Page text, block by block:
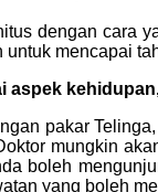
dengan cara
mencapai
pakar
mungkin
boleh
yang boleh